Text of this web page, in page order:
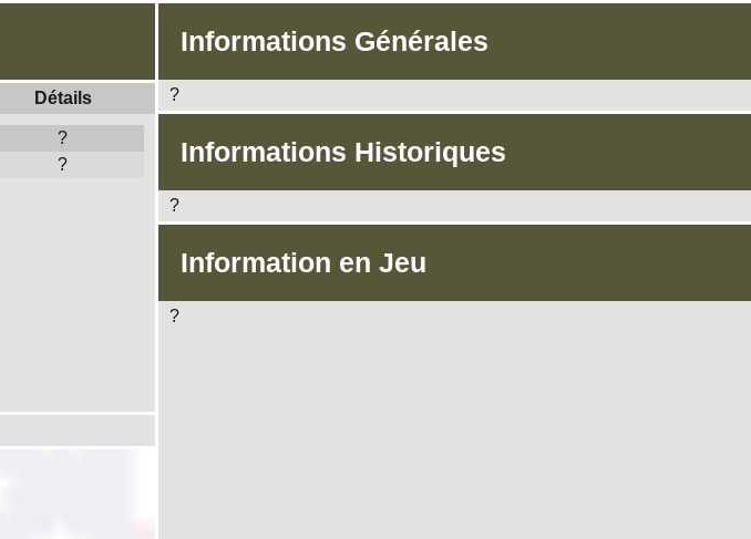
Détails
?
?
Informations Générales
?
Informations Historiques
?
Information en Jeu
?